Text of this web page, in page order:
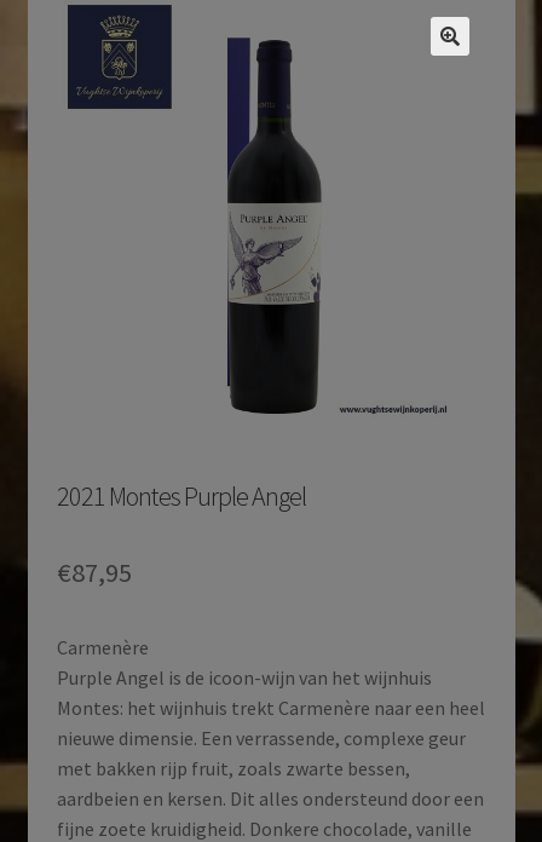
2021 Montes Purple Angel
€87,95
Carmenère
Purple Angel is de icoon-wijn van het wijnhuis
Montes: het wijnhuis trekt Carmenère naar een heel
nieuwe dimensie. Een verrassende, complexe geur
met bakken rijp fruit, zoals zwarte bessen,
aardbeien en kersen. Dit alles ondersteund door een
fijne zoete kruidigheid. Donkere chocolade, vanille